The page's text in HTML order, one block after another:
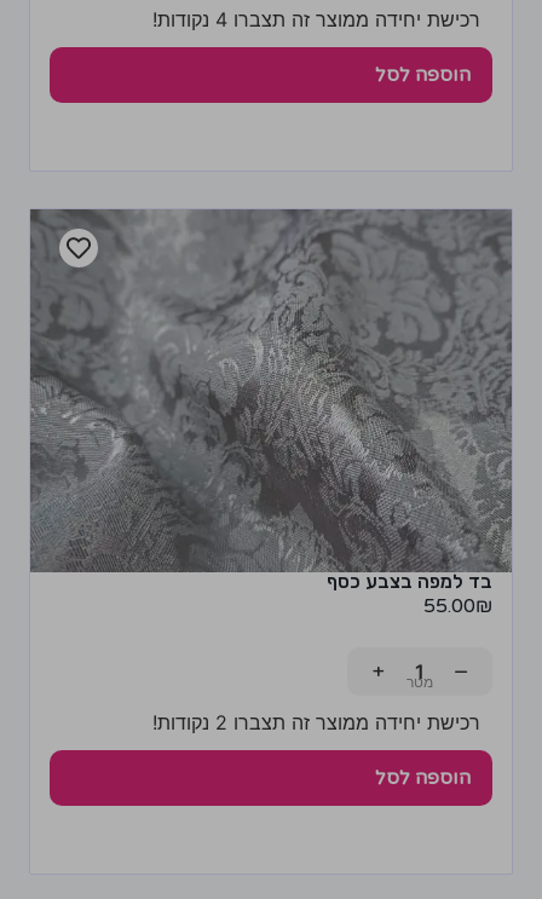
רכישת יחידה ממוצר זה תצברו 4 נקודות!
הוספה לסל
בד למפה בצבע כסף
55.00₪
−
+
רכישת יחידה ממוצר זה תצברו 2 נקודות!
הוספה לסל